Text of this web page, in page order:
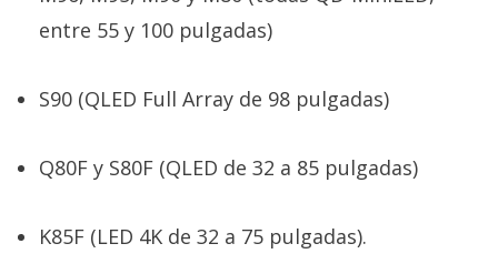
Sobre
Publicidad
Cambiar
opciones
privacidad
entre 55 y 100 pulgadas)
S90 (QLED Full Array de 98 pulgadas)
Q80F y S80F (QLED de 32 a 85 pulgadas)
K85F (LED 4K de 32 a 75 pulgadas).